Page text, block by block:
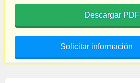
Descargar PDF
Solicitar información